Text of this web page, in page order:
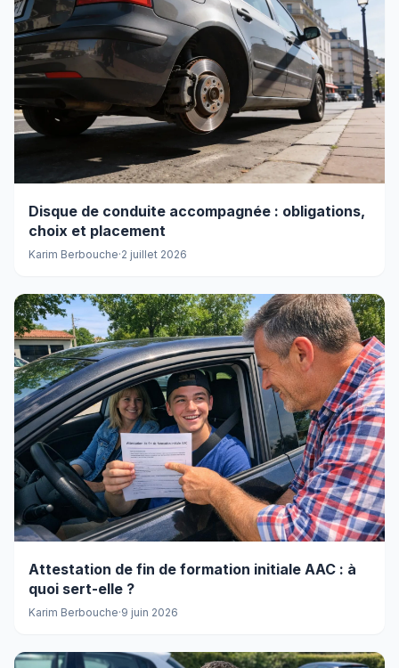
Disque de conduite accompagnée : obligations,
choix et placement
Karim Berbouche·2 juillet 2026
Attestation de fin de formation initiale AAC : à
quoi sert-elle ?
Karim Berbouche·9 juin 2026